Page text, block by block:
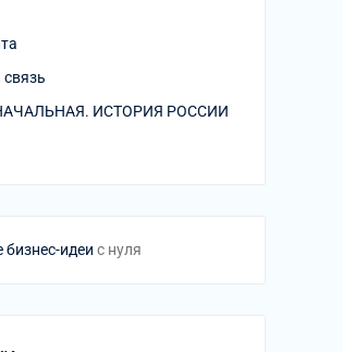
ИСТОРИЯ РОССИИ
бизнес-идеи с нуля